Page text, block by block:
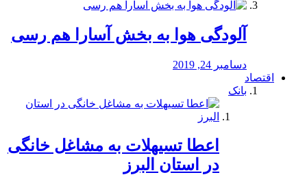
آلودگی هوا به بخش آسارا هم رسی
دسامبر 24, 2019
اقتصاد
بانک
️اعطا تسیهلات به مشاغل خانگی
در استان البرز